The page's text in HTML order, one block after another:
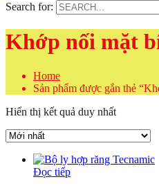
Search for:
Khớp nối mặt
Home
Sản phẩm được gắn thẻ
Hiển thị kết quả duy nhất
Đọc tiếp